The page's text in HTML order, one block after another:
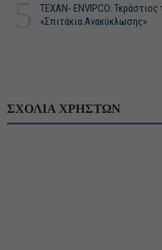
ΤΕΧΑΝ- ENVIPCO: Τεράστιος
«Σπιτάκια Ανακύκλωσης»
ΣΧΟΛΙΑ ΧΡΗΣΤΩΝ